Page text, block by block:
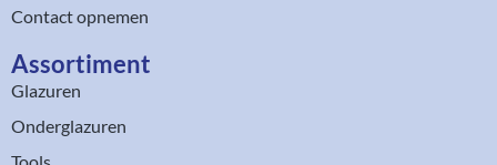
Contact opnemen
Assortiment​
Glazuren
Onderglazuren